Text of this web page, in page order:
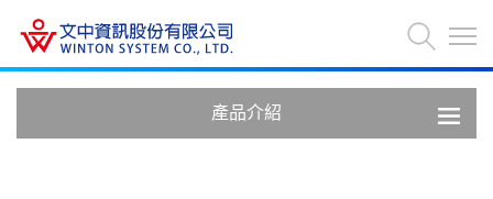
產品介紹